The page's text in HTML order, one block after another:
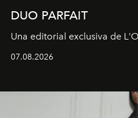
DUO PARFAIT
Una editorial exclusiva de
07.08.2026